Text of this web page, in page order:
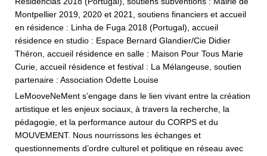
Montpellier 2019, 2020 et 2021, soutiens financiers et accueil
en résidence : Linha de Fuga 2018 (Portugal), accueil
résidence en studio : Espace Bernard Glandier/Cie Didier
Théron, accueil résidence en salle : Maison Pour Tous Marie
Curie, accueil résidence et festival : La Mélangeuse, soutien
partenaire : Association Odette Louise
LeMooveNeMent s’engage dans le lien vivant entre la création
artistique et les enjeux sociaux, à travers la recherche, la
pédagogie, et la performance autour du CORPS et du
MOUVEMENT. Nous nourrissons les échanges et
questionnements d’ordre culturel et politique en réseau avec